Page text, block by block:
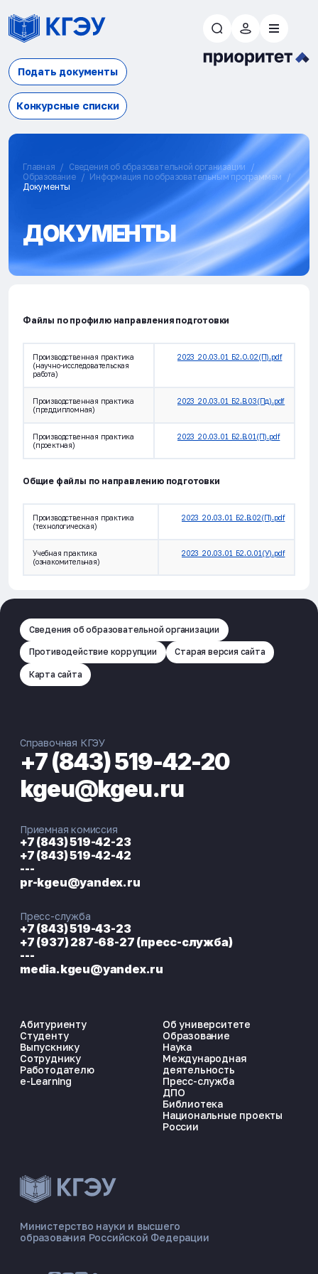
Подать документы
Конкурсные списки
ЭНЕРГОКОД — ПОМОЩНИК КГЭУ
📋 Приёмная комиссия
🏠 Общежитие
Главная
Сведения об образовательной организации
Образование
Информация по образовательным программам
Документы
ДОКУМЕНТЫ
Файлы по профилю направления подготовки
Производственная практика
(научно-исследовательская
работа)
2023_20.03.01_Б2.О.02(П).pdf
Производственная практика
(преддипломная)
2023_20.03.01_Б2.В.03(Пд).pdf
Производственная практика
(проектная)
2023_20.03.01_Б2.В.01(П).pdf
Общие файлы по направлению подготовки
Производственная практика
(технологическая)
2023_20.03.01_Б2.В.02(П).pdf
Учебная практика
(ознакомительная)
2023_20.03.01_Б2.О.01(У).pdf
Сведения об образовательной организации
Противодействие коррупции Старая версия сайта
Карта сайта
Министерство науки и высшего
образования Российской Федерации
Абитуриенту
Студенту
Выпускнику
Сотруднику
Работодателю
e-Learning
Об университете
Образование
Наука
Международная
деятельность
Пресс-служба
ДПО
Библиотека
Национальные проекты
России
Справочная КГЭУ
+7 (843) 519-42-20
kgeu@kgeu.ru
Приемная комиссия
+7 (843) 519-42-23
+7 (843) 519-42-42
---
pr-kgeu@yandex.ru
Пресс-служба
+7 (843) 519-43-23
+7 (937) 287-68-27 (пресс-служба)
---
media.kgeu@yandex.ru